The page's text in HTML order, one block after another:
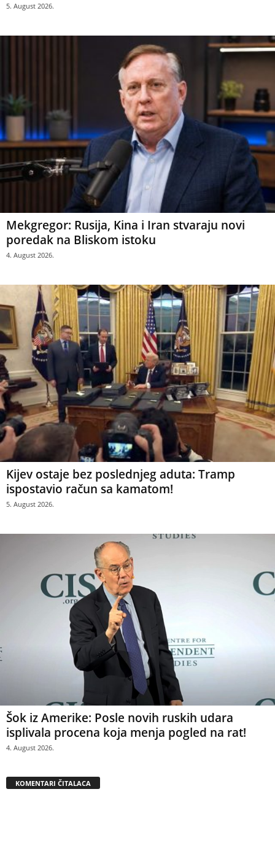
5. August 2026.
Mekgregor: Rusija, Kina i Iran stvaraju novi
poredak na Bliskom istoku
4. August 2026.
Kijev ostaje bez poslednjeg aduta: Tramp
ispostavio račun sa kamatom!
5. August 2026.
Šok iz Amerike: Posle novih ruskih udara
isplivala procena koja menja pogled na rat!
4. August 2026.
KOMENTARI ČITALACA